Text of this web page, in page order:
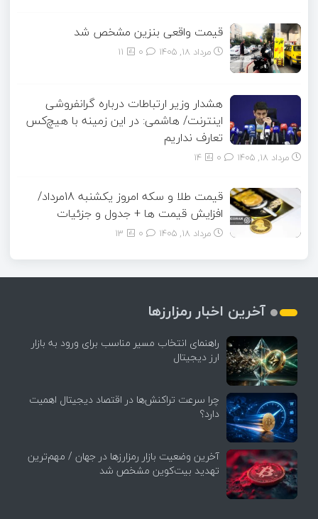
قیمت واقعی بنزین مشخص شد
مرداد ۱۸, ۱۴۰۵ 11
هشدار وزیر ارتباطات درباره گرانفروشی
اینترنت/ هاشمی: در این زمینه با هیچ‌کس
تعارف نداریم
مرداد ۱۸, ۱۴۰۵ 14
قیمت طلا و سکه امروز یکشنبه 18مرداد/
افزایش قیمت ها + جدول و جزئیات
مرداد ۱۸, ۱۴۰۵ 13
آخرین اخبار رمزارزها
راهنمای انتخاب مسیر مناسب برای ورود به بازار
ارز دیجیتال
چرا سرعت تراکنش‌ها در اقتصاد دیجیتال اهمیت
دارد؟
آخرین وضعیت بازار رمزارزها در جهان / مهم‌ترین
تهدید بیت‌کوین مشخص شد